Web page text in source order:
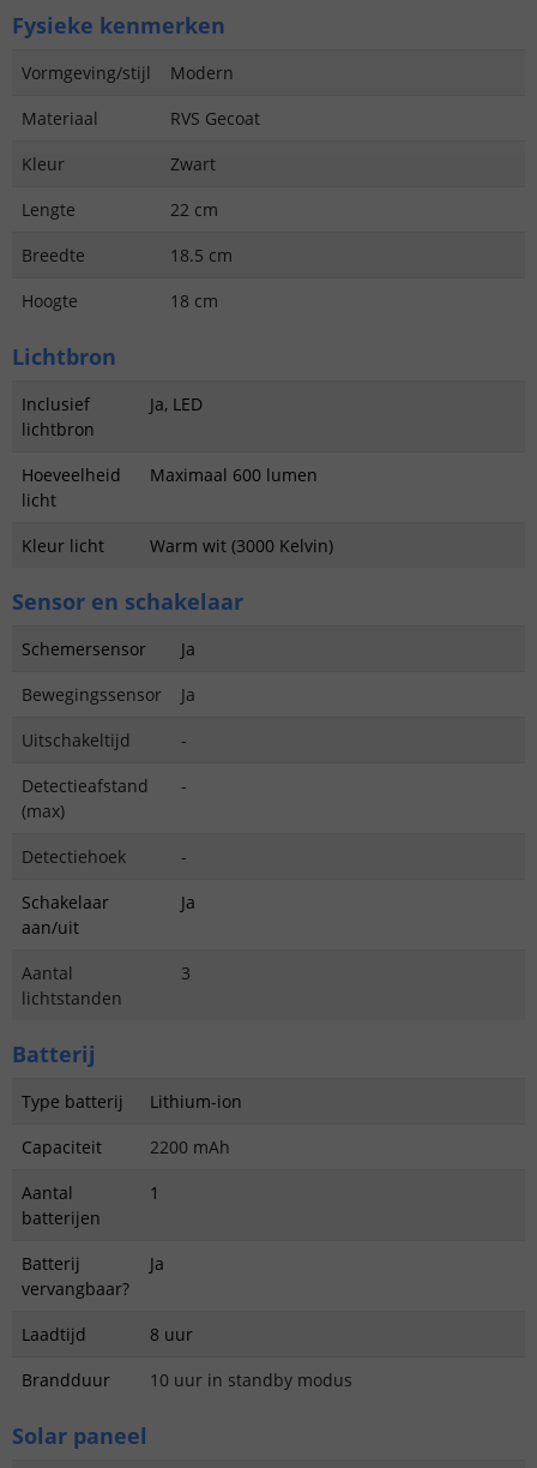
Fysieke kenmerken
Vormgeving/stijl
Modern
Materiaal
RVS Gecoat
Kleur
Zwart
Lengte
22 cm
Breedte
18.5 cm
Hoogte
18 cm
Lichtbron
Inclusief
lichtbron
Ja, LED
Hoeveelheid
licht
Maximaal 600 lumen
Kleur licht Warm wit (3000 Kelvin)
Sensor en schakelaar
Schemersensor
Ja
Bewegingssensor
Ja
Uitschakeltijd
-
Detectieafstand
(max)
-
Detectiehoek
-
Schakelaar
aan/uit
Ja
Aantal
lichtstanden
3
Batterij
Type batterij
Lithium-ion
Capaciteit
2200 mAh
Aantal
batterijen
1
Batterij
vervangbaar?
Ja
Laadtijd
8 uur
Brandduur
10 uur in standby modus
Solar paneel